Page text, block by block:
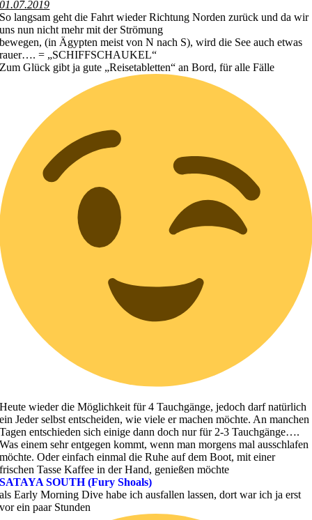
01.07.2019
So langsam geht die Fahrt wieder Richtung Norden zurück und da wir
uns nun nicht mehr mit der Strömung
bewegen, (in Ägypten meist von N nach S), wird die See auch etwas
rauer…. = „SCHIFFSCHAUKEL“
Zum Glück gibt ja gute „Reisetabletten“ an Bord, für alle Fälle
Heute wieder die Möglichkeit für 4 Tauchgänge, jedoch darf natürlich
ein Jeder selbst entscheiden, wie viele er machen möchte. An manchen
Tagen entschieden sich einige dann doch nur für 2-3 Tauchgänge….
Was einem sehr entgegen kommt, wenn man morgens mal ausschlafen
möchte. Oder einfach einmal die Ruhe auf dem Boot, mit einer
frischen Tasse Kaffee in der Hand, genießen möchte
SATAYA SOUTH (Fury Shoals)
als Early Morning Dive habe ich ausfallen lassen, dort war ich ja erst
vor ein paar Stunden